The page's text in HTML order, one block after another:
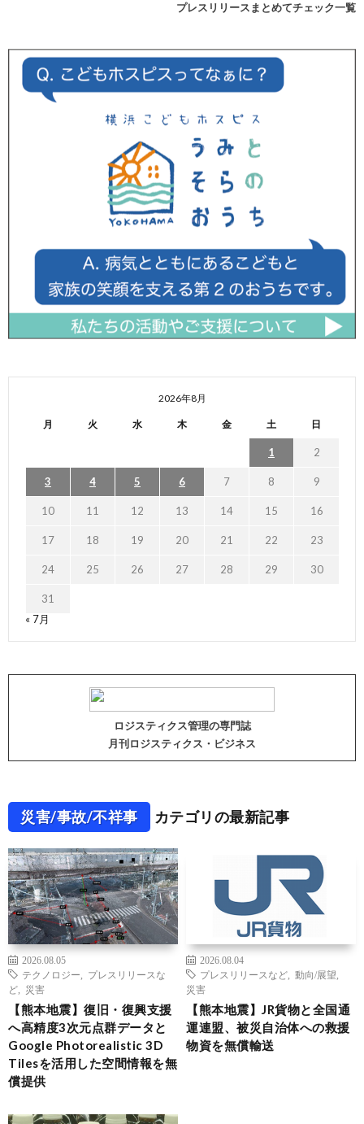
プレスリリースまとめてチェック一覧
2026年8月
月 火 水 木 金 土 日
1 2
3 4 5 6 7 8 9
10 11 12 13 14 15 16
17 18 19 20 21 22 23
24 25 26 27 28 29 30
31
« 7月
ロジスティクス管理の専門誌
月刊ロジスティクス・ビジネス
災害/事故/不祥事 カテゴリの最新記事
2026.08.05
テクノロジー
プレスリリースな
ど
災害
【熊本地震】復旧・復興支援
へ高精度3次元点群データと
Google Photorealistic 3D
Tilesを活用した空間情報を無
償提供
2026.08.04
プレスリリースなど
動向/展望
災害
【熊本地震】JR貨物と全国通
運連盟、被災自治体への救援
物資を無償輸送